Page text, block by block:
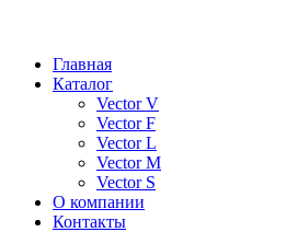
Главная
Каталог
Vector V
Vector F
Vector L
Vector M
Vector S
О компании
Контакты